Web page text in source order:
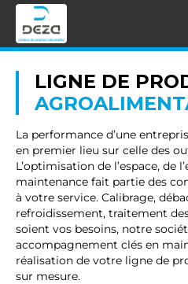
LIGNE DE
La performance d’une
en premier lieu sur celle des
L’optimisation de l’espace, de
maintenance fait partie des
à votre service. Calibrage,
refroidissement, traitement
soient vos besoins, notre
accompagnement clés en
réalisation de votre ligne de
sur mesure.